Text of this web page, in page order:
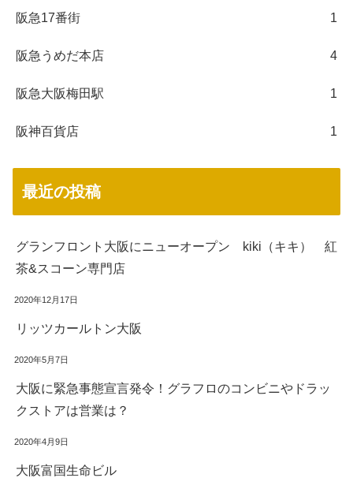
阪急17番街 1
阪急うめだ本店 4
阪急大阪梅田駅 1
阪神百貨店 1
最近の投稿
グランフロント大阪にニューオープン kiki（キキ） 紅
茶&スコーン専門店
2020年12月17日
リッツカールトン大阪
2020年5月7日
大阪に緊急事態宣言発令！グラフロのコンビニやドラッ
クストアは営業は？
2020年4月9日
大阪富国生命ビル